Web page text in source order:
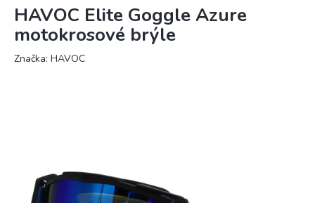
HAVOC Elite Goggle Azure
motokrosové brýle
Značka: HAVOC